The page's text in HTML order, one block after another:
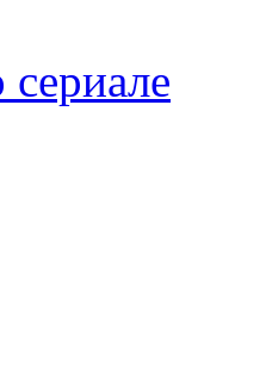
сериале